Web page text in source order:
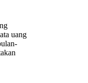
uang